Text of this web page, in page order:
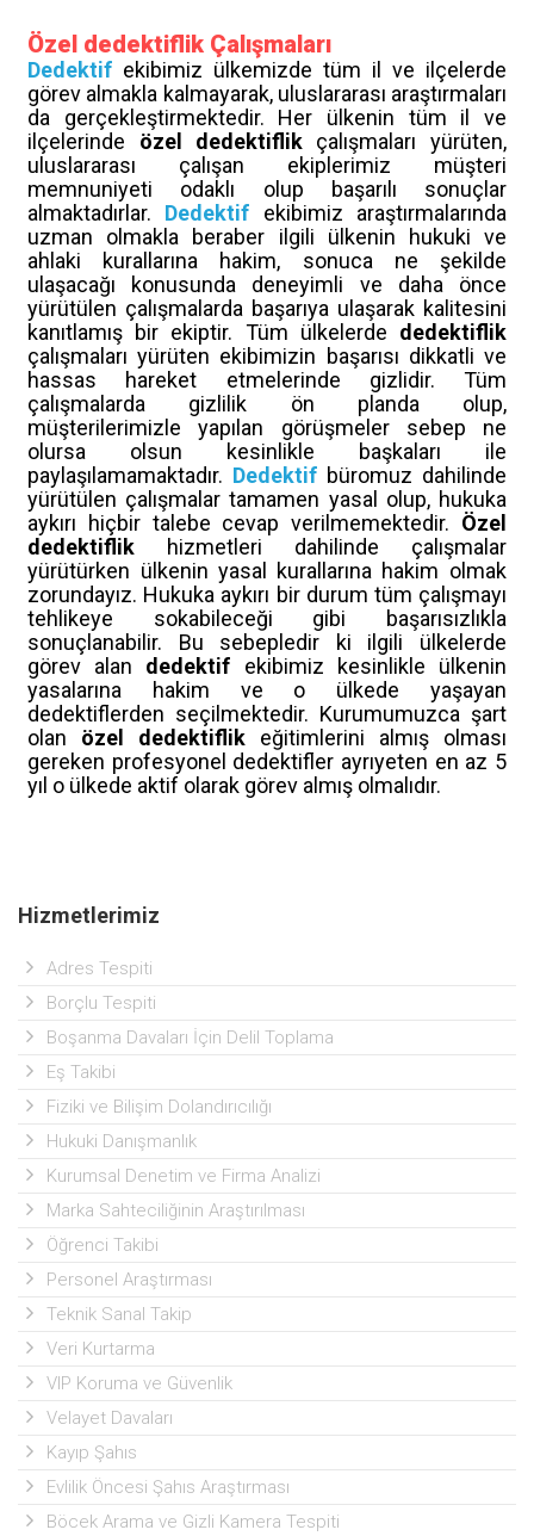
Özel dedektiflik Çalışmaları
Dedektif ekibimiz ülkemizde tüm il ve ilçelerde
görev almakla kalmayarak, uluslararası araştırmaları
da gerçekleştirmektedir. Her ülkenin tüm il ve
ilçelerinde özel dedektiflik çalışmaları yürüten,
uluslararası çalışan ekiplerimiz müşteri
memnuniyeti odaklı olup başarılı sonuçlar
almaktadırlar. Dedektif ekibimiz araştırmalarında
uzman olmakla beraber ilgili ülkenin hukuki ve
ahlaki kurallarına hakim, sonuca ne şekilde
ulaşacağı konusunda deneyimli ve daha önce
yürütülen çalışmalarda başarıya ulaşarak kalitesini
kanıtlamış bir ekiptir. Tüm ülkelerde dedektiflik
çalışmaları yürüten ekibimizin başarısı dikkatli ve
hassas hareket etmelerinde gizlidir. Tüm
çalışmalarda gizlilik ön planda olup,
müşterilerimizle yapılan görüşmeler sebep ne
olursa olsun kesinlikle başkaları ile
paylaşılamamaktadır. Dedektif büromuz dahilinde
yürütülen çalışmalar tamamen yasal olup, hukuka
aykırı hiçbir talebe cevap verilmemektedir. Özel
dedektiflik hizmetleri dahilinde çalışmalar
yürütürken ülkenin yasal kurallarına hakim olmak
zorundayız. Hukuka aykırı bir durum tüm çalışmayı
tehlikeye sokabileceği gibi başarısızlıkla
sonuçlanabilir. Bu sebepledir ki ilgili ülkelerde
görev alan dedektif ekibimiz kesinlikle ülkenin
yasalarına hakim ve o ülkede yaşayan
dedektiflerden seçilmektedir. Kurumumuzca şart
olan özel dedektiflik eğitimlerini almış olması
gereken profesyonel dedektifler ayrıyeten en az 5
yıl o ülkede aktif olarak görev almış olmalıdır.
Hizmetlerimiz
Adres Tespiti
Borçlu Tespiti
Boşanma Davaları İçin Delil Toplama
Eş Takibi
Fiziki ve Bilişim Dolandırıcılığı
Hukuki Danışmanlık
Kurumsal Denetim ve Firma Analizi
Marka Sahteciliğinin Araştırılması
Öğrenci Takibi
Personel Araştırması
Teknik Sanal Takip
Veri Kurtarma
VIP Koruma ve Güvenlik
Velayet Davaları
Kayıp Şahıs
Evlilik Öncesi Şahıs Araştırması
Böcek Arama ve Gizli Kamera Tespiti